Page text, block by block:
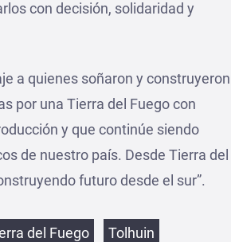
con decisión, solidaridad y
a quienes soñaron y construyeron
por una Tierra del Fuego con
y que continúe siendo
de nuestro país. Desde Tierra del
futuro desde el sur”.
del Fuego Tolhuin